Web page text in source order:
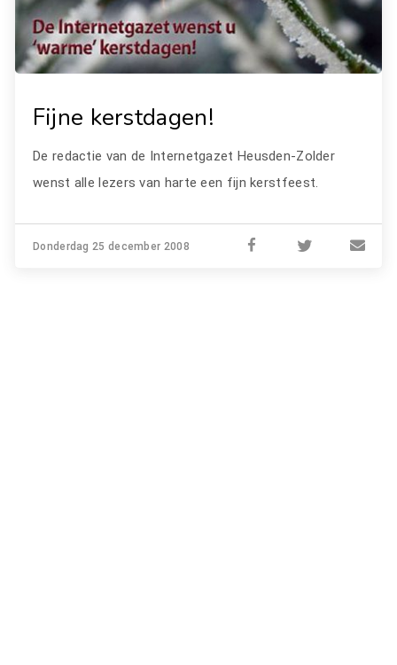
Fijne kerstdagen!
De redactie van de Internetgazet Heusden-Zolder
wenst alle lezers van harte een fijn kerstfeest.
Donderdag 25 december 2008